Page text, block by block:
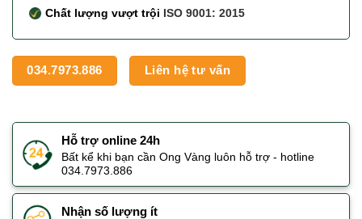
Chất lượng vượt trội ISO 9001: 2015
034.7973.886 Liên hệ tư vấn
Hỗ trợ online 24h
Bất kể khi bạn cần Ong Vàng luôn hỗ trợ - hotline
034.7973.886
Nhận số lượng ít